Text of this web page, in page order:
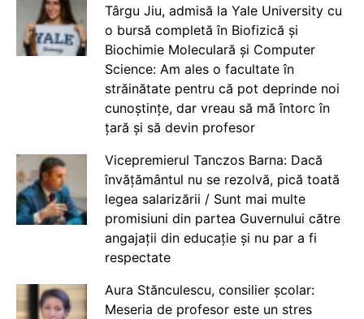
Târgu Jiu, admisă la Yale University cu
o bursă completă în Biofizică și
Biochimie Moleculară și Computer
Science: Am ales o facultate în
străinătate pentru că pot deprinde noi
cunoștințe, dar vreau să mă întorc în
țară și să devin profesor
Vicepremierul Tanczos Barna: Dacă
învățământul nu se rezolvă, pică toată
legea salarizării / Sunt mai multe
promisiuni din partea Guvernului către
angajații din educație și nu par a fi
respectate
Aura Stănculescu, consilier școlar:
Meseria de profesor este un stres